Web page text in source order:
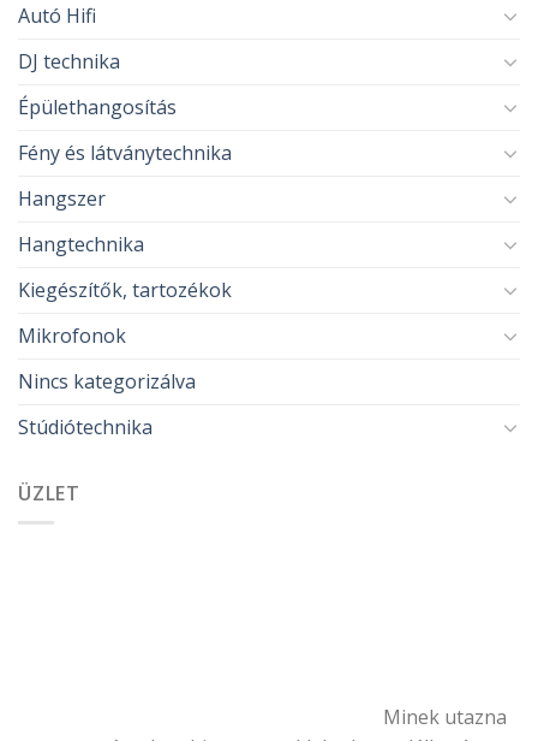
Autó Hifi
DJ technika
Épülethangosítás
Fény és látványtechnika
Hangszer
Hangtechnika
Kiegészítők, tartozékok
Mikrofonok
Nincs kategorizálva
Stúdiótechnika
ÜZLET
Minek utazna